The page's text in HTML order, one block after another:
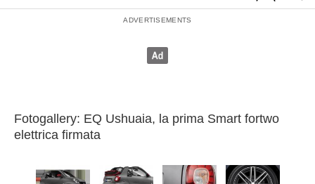
Fotogallery: EQ Ushuaia, la prima Smart fortwo
elettrica firmata